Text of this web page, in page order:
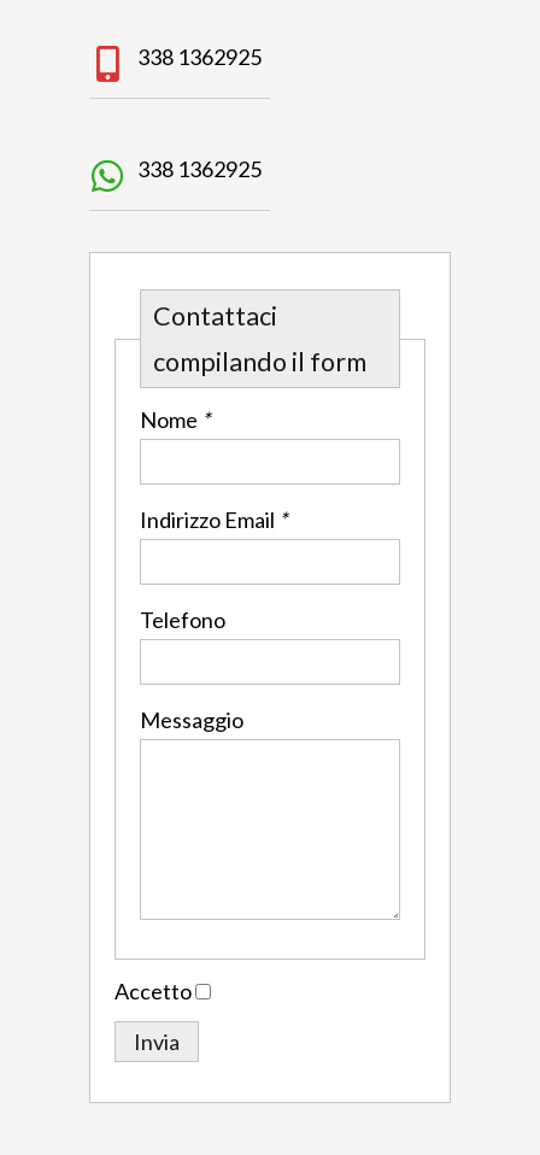
338 1362925
338 1362925
Contattaci
compilando il form
Nome *
Indirizzo Email *
Telefono
Messaggio
Accetto